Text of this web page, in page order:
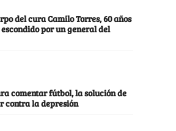
del cura Camilo Torres, 60 años
por un general del
comentar fútbol, la solución de
contra la depresión